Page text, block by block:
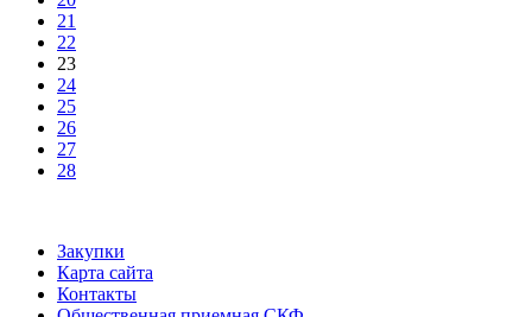
21
22
23
24
25
26
27
28
Закупки
Карта сайта
Контакты